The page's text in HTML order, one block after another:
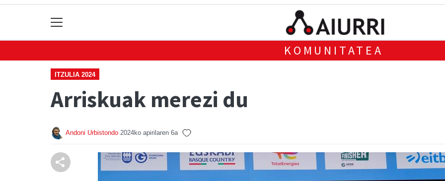
KOMUNITATEA
ITZULIA 2024
Arriskuak merezi du
Andoni Urbistondo 2024ko apirilaren 6a